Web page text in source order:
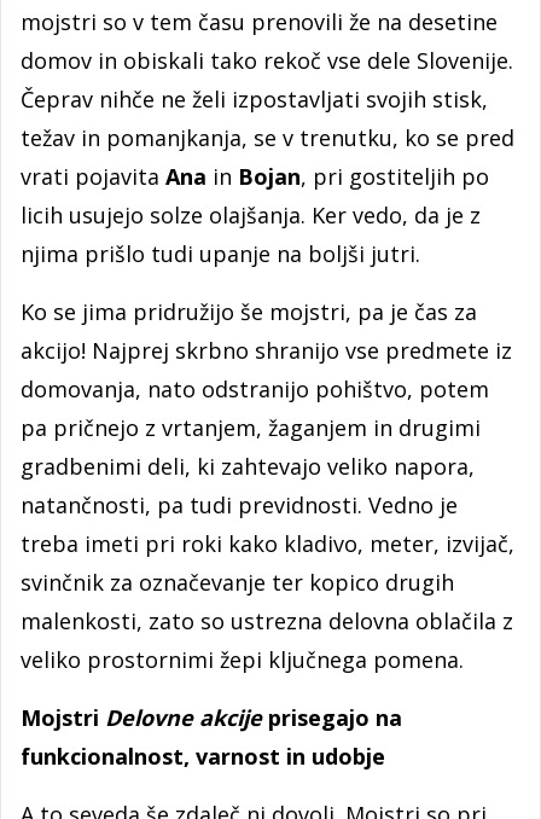
mojstri so v tem času prenovili že na desetine
domov in obiskali tako rekoč vse dele Slovenije.
Čeprav nihče ne želi izpostavljati svojih stisk,
težav in pomanjkanja, se v trenutku, ko se pred
vrati pojavita Ana in Bojan, pri gostiteljih po
licih usujejo solze olajšanja. Ker vedo, da je z
njima prišlo tudi upanje na boljši jutri.
Ko se jima pridružijo še mojstri, pa je čas za
akcijo! Najprej skrbno shranijo vse predmete iz
domovanja, nato odstranijo pohištvo, potem
pa pričnejo z vrtanjem, žaganjem in drugimi
gradbenimi deli, ki zahtevajo veliko napora,
natančnosti, pa tudi previdnosti. Vedno je
treba imeti pri roki kako kladivo, meter, izvijač,
svinčnik za označevanje ter kopico drugih
malenkosti, zato so ustrezna delovna oblačila z
veliko prostornimi žepi ključnega pomena.
Mojstri Delovne akcijeprisegajo na
funkcionalnost, varnost in udobje